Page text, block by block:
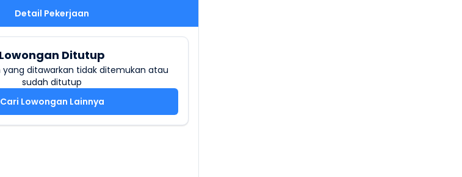
Detail Pekerjaan
Lowongan Ditutup
yang ditawarkan tidak ditemukan atau
sudah ditutup
Cari Lowongan Lainnya